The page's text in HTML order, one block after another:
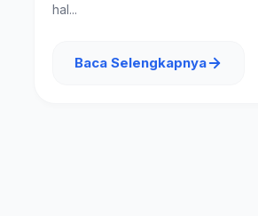
hal...
Baca Selengkapnya